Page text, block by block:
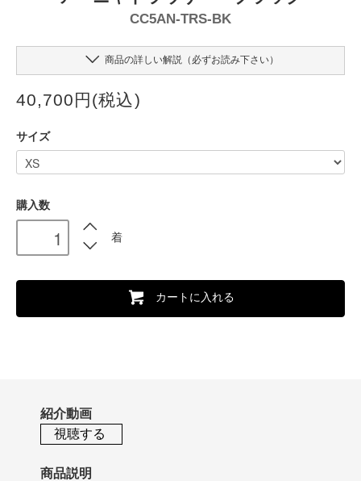
CC5AN-TRS-BK
商品の詳しい解説（必ずお読み下さい）
40,700円(税込)
サイズ
購入数
着
カートに入れる
紹介動画
視聴する
商品説明